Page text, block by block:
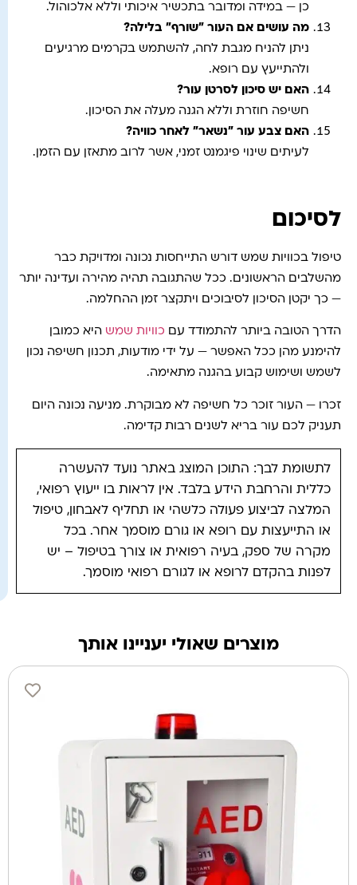
כן — במידה ומדובר בתכשיר איכותי וללא אלכוהול.
מה עושים אם העור "שורף" בלילה?
ניתן להניח מגבת לחה, להשתמש בקרמים מרגיעים
ולהתייעץ עם רופא.
האם יש סיכון לסרטן עור?
חשיפה חוזרת וללא הגנה מעלה את הסיכון.
האם צבע עור "נשאר" לאחר כוויה?
לעיתים שינוי פיגמנט זמני, אשר לרוב מתאזן עם הזמן.
לסיכום
טיפול בכוויות שמש דורש התייחסות נכונה ומדויקת כבר
מהשלבים הראשונים. ככל שהתגובה תהיה מהירה ועדינה יותר
— כך יקטן הסיכון לסיבוכים ויתקצר זמן ההחלמה.
הדרך הטובה ביותר להתמודד עם כוויות שמש היא כמובן
להימנע מהן ככל האפשר — על ידי מודעות, תכנון חשיפה נכון
לשמש ושימוש קבוע בהגנה מתאימה.
זכרו — העור זוכר כל חשיפה לא מבוקרת. מניעה נכונה היום
תעניק לכם עור בריא לשנים רבות קדימה.
לתשומת לבך: התוכן המוצג באתר נועד להעשרה
כללית והרחבת הידע בלבד. אין לראות בו ייעוץ רפואי,
המלצה לביצוע פעולה כלשהי או תחליף לאבחון, טיפול
או התייעצות עם רופא או גורם מוסמך אחר. בכל
מקרה של ספק, בעיה רפואית או צורך בטיפול – יש
לפנות בהקדם לרופא או לגורם רפואי מוסמך.
מוצרים שאולי יעניינו אותך